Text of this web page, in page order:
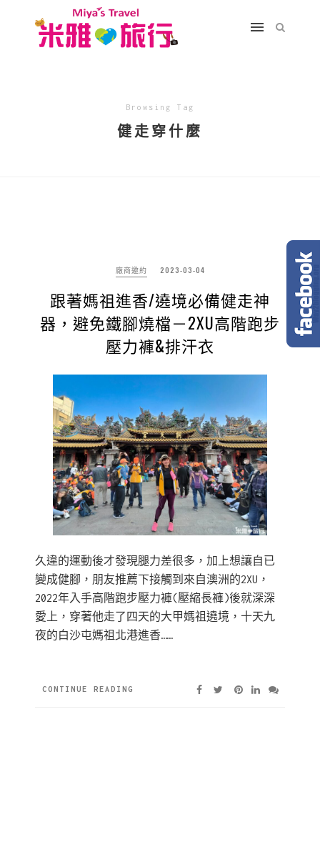
Browsing Tag
健走穿什麼
廠商邀約 2023-03-04
跟著媽祖進香/遶境必備健走神
器，避免鐵腳燒檔－2XU高階跑步
壓力褲&排汗衣
久違的運動後才發現腿力差很多，加上想讓自已
變成健腳，朋友推薦下接觸到來自澳洲的2XU，
2022年入手高階跑步壓力褲(壓縮長褲)後就深深
愛上，穿著他走了四天的大甲媽祖遶境，十天九
夜的白沙屯媽祖北港進香……
CONTINUE READING